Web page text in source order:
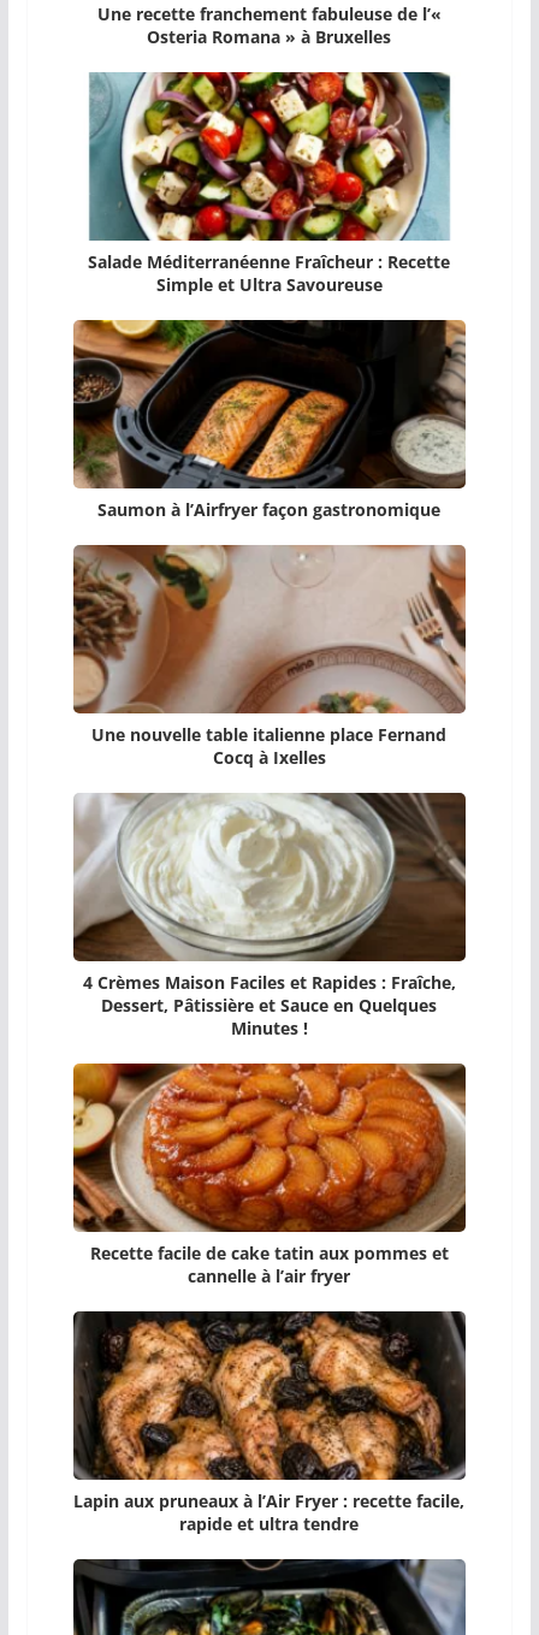
Une recette franchement fabuleuse de l’«
Osteria Romana » à Bruxelles
Salade Méditerranéenne Fraîcheur : Recette
Simple et Ultra Savoureuse
Saumon à l’Airfryer façon gastronomique
Une nouvelle table italienne place Fernand
Cocq à Ixelles
4 Crèmes Maison Faciles et Rapides : Fraîche,
Dessert, Pâtissière et Sauce en Quelques
Minutes !
Recette facile de cake tatin aux pommes et
cannelle à l’air fryer
Lapin aux pruneaux à l’Air Fryer : recette facile,
rapide et ultra tendre